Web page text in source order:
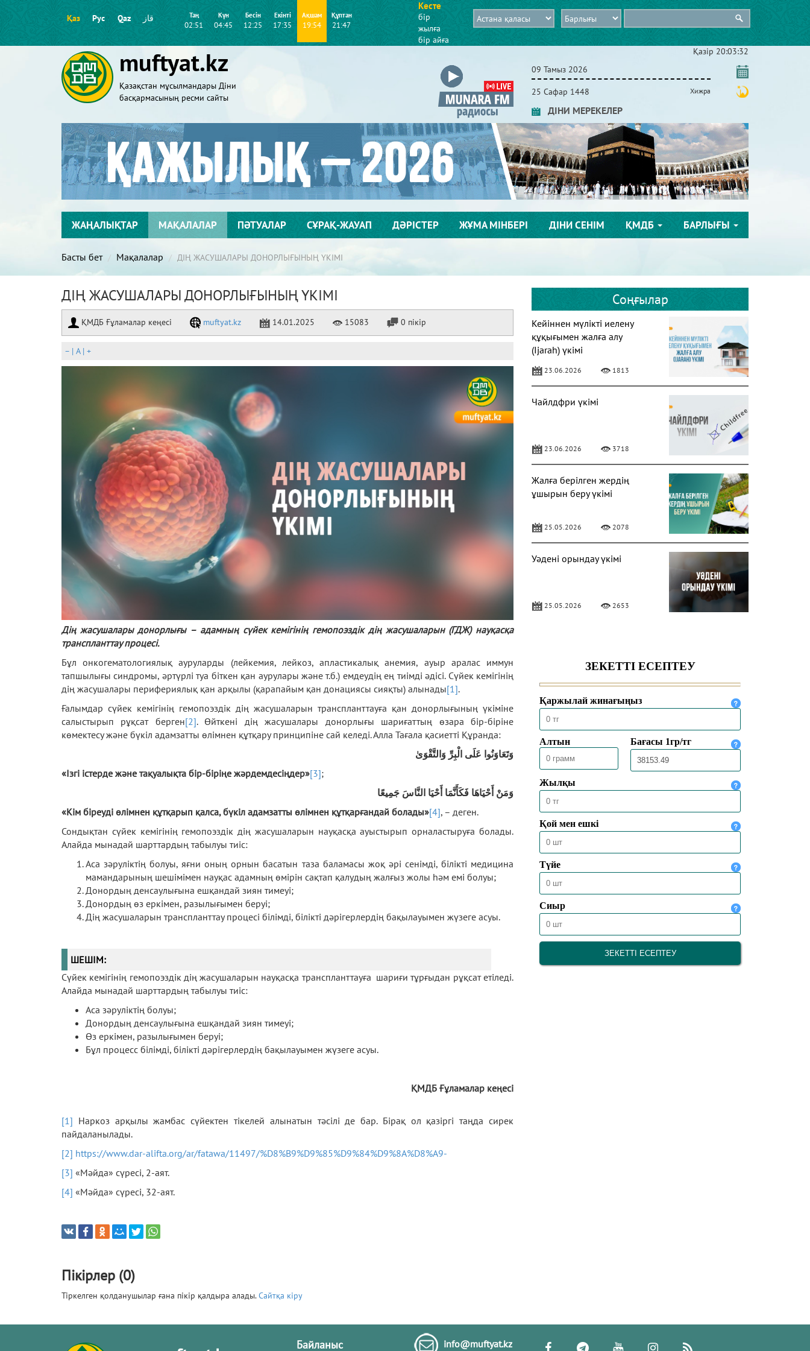
Қаз Рус Qaz قاز Таң
02:51
Күн
04:45
Бесін
12:25
Екінті
17:35
Ақшам
19:54
Құптан
21:47
Кесте
бір
жылға
бір айға
muftyat.kz
Қазақстан мұсылмандары Діни
басқармасының ресми сайты
Қазір 20:03:33
09 Тамыз 2026
25 Сафар 1448 Хижра
ДІНИ МЕРЕКЕЛЕР
ЖАҢАЛЫҚТАР МАҚАЛАЛАР ПӘТУАЛАР СҰРАҚ-ЖАУАП ДӘРІСТЕР ЖҰМА МІНБЕРІ ДІНИ СЕНІМ ҚМДБ БАРЛЫҒЫ
Басты бет Мақалалар ДІҢ ЖАСУШАЛАРЫ ДОНОРЛЫҒЫНЫҢ ҮКІМІ
ДІҢ ЖАСУШАЛАРЫ ДОНОРЛЫҒЫНЫҢ ҮКІМІ
ҚМДБ Ғұламалар кеңесі muftyat.kz 14.01.2025 15083 0 пікір
– | A| +
Дің жасушалары донорлығы – адамның сүйек кемігінің гемопоэздік дің жасушаларын (ГДЖ) науқасқа
транспланттау процесі.
Бұл онкогематологиялық ауруларды (лейкемия, лейкоз, апластикалық анемия, ауыр аралас иммун
тапшылығы синдромы, әртүрлі туа біткен қан аурулары және т.б.) емдеудің ең тиімді әдісі. Сүйек кемігінің
дің жасушалары перифериялық қан арқылы (қарапайым қан донациясы сияқты) алынады[1].
Ғалымдар сүйек кемігінің гемопоэздік дің жасушаларын транспланттауға қан донорлығының үкіміне
салыстырып рұқсат берген[2]. Өйткені дің жасушалары донорлығы шариғаттың өзара бір-біріне
көмектесу және бүкіл адамзатты өлімнен құтқару принципіне сай келеді. Алла Тағала қасиетті Құранда:
وَتَعَاوَنُوا عَلَى الْبِرِّ وَالتَّقْوَىٰ
«Ізгі істерде және тақуалықта бір-біріңе жәрдемдесіңдер»[3];
وَمَنْ أَحْيَاهَا فَكَأَنَّمَا أَحْيَا النَّاسَ جَمِيعًا
«Кім біреуді өлімнен құтқарып қалса, бүкіл адамзатты өлімнен құтқарғандай болады»[4], – деген.
Сондықтан сүйек кемігінің гемопоэздік дің жасушаларын науқасқа ауыстырып орналастыруға болады.
Алайда мынадай шарттардың табылуы тиіс:
Аса зәруліктің болуы, яғни оның орнын басатын таза баламасы жоқ әрі сенімді, білікті медицина
мамандарының шешімімен науқас адамның өмірін сақтап қалудың жалғыз жолы һәм емі болуы;
Донордың денсаулығына ешқандай зиян тимеуі;
Донордың өз еркімен, разылығымен беруі;
Дің жасушаларын транспланттау процесі білімді, білікті дәрігерлердің бақылауымен жүзеге асуы.
ШЕШІМ:
Сүйек кемігінің гемопоэздік дің жасушаларын науқасқа транспланттауға шариғи тұрғыдан рұқсат етіледі.
Алайда мынадай шарттардың табылуы тиіс:
Аса зәруліктің болуы;
Донордың денсаулығына ешқандай зиян тимеуі;
Өз еркімен, разылығымен беруі;
Бұл процесс білімді, білікті дәрігерлердің бақылауымен жүзеге асуы.
ҚМДБ Ғұламалар кеңесі
[1] Наркоз арқылы жамбас сүйектен тікелей алынатын тәсілі де бар. Бірақ ол қазіргі таңда сирек
пайдаланылады.
[2] https://www.dar-alifta.org/ar/fatawa/11497/%D8%B9%D9%85%D9%84%D9%8A%D8%A9-
[3] «Мәйда» сүресі, 2-аят.
[4] «Мәйда» сүресі, 32-аят.
Пікірлер (0)
Тіркелген қолданушылар ғана пікір қалдыра алады.Сайтқа кіру
Соңғылар
Кейіннен мүлікті иелену
құқығымен жалға алу
(Ijarah) үкімі
23.06.2026 1813
Чайлдфри үкімі
23.06.2026 3718
Жалға берілген жердің
ұшырын беру үкімі
25.05.2026 2078
Уәдені орындау үкімі
25.05.2026 2653
09.01.2026 10671
ФОЛЛОВЕР САНЫН АҚЫҒА
АРТТЫРУДЫҢ ҮКІМІ
09.01.2026
Байланыс info@muftyat.kz